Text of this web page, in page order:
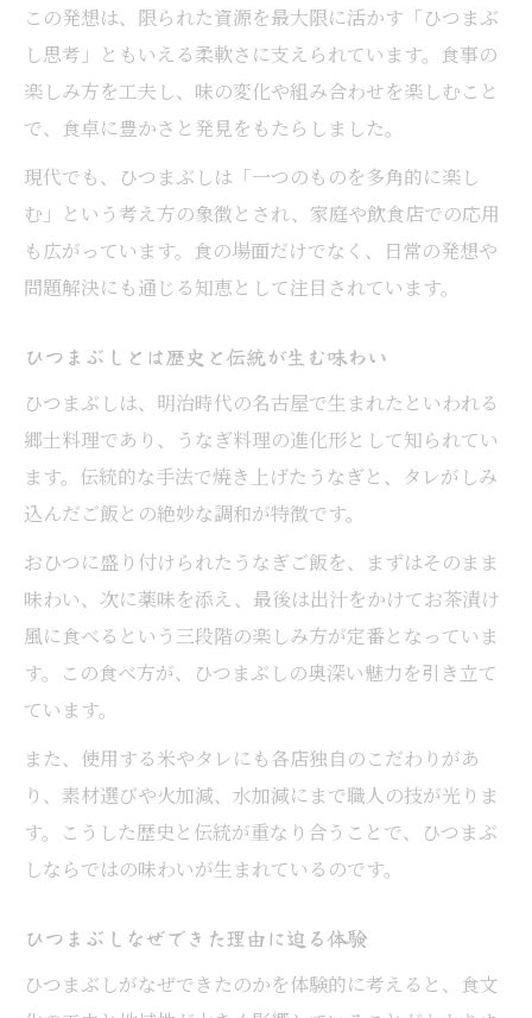
この発想は、限られた資源を最大限に活かす「ひつまぶ
し思考」ともいえる柔軟さに支えられています。食事の
楽しみ方を工夫し、味の変化や組み合わせを楽しむこと
で、食卓に豊かさと発見をもたらしました。
現代でも、ひつまぶしは「一つのものを多角的に楽し
む」という考え方の象徴とされ、家庭や飲食店での応用
も広がっています。食の場面だけでなく、日常の発想や
問題解決にも通じる知恵として注目されています。
ひつまぶしとは歴史と伝統が生む味わい
ひつまぶしは、明治時代の名古屋で生まれたといわれる
郷土料理であり、うなぎ料理の進化形として知られてい
ます。伝統的な手法で焼き上げたうなぎと、タレがしみ
込んだご飯との絶妙な調和が特徴です。
おひつに盛り付けられたうなぎご飯を、まずはそのまま
味わい、次に薬味を添え、最後は出汁をかけてお茶漬け
風に食べるという三段階の楽しみ方が定番となっていま
す。この食べ方が、ひつまぶしの奥深い魅力を引き立て
ています。
また、使用する米やタレにも各店独自のこだわりがあ
り、素材選びや火加減、水加減にまで職人の技が光りま
す。こうした歴史と伝統が重なり合うことで、ひつまぶ
しならではの味わいが生まれているのです。
ひつまぶしなぜできた理由に迫る体験
ひつまぶしがなぜできたのかを体験的に考えると、食文